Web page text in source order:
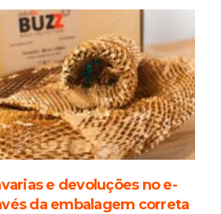
e devoluções no e-
da embalagem correta